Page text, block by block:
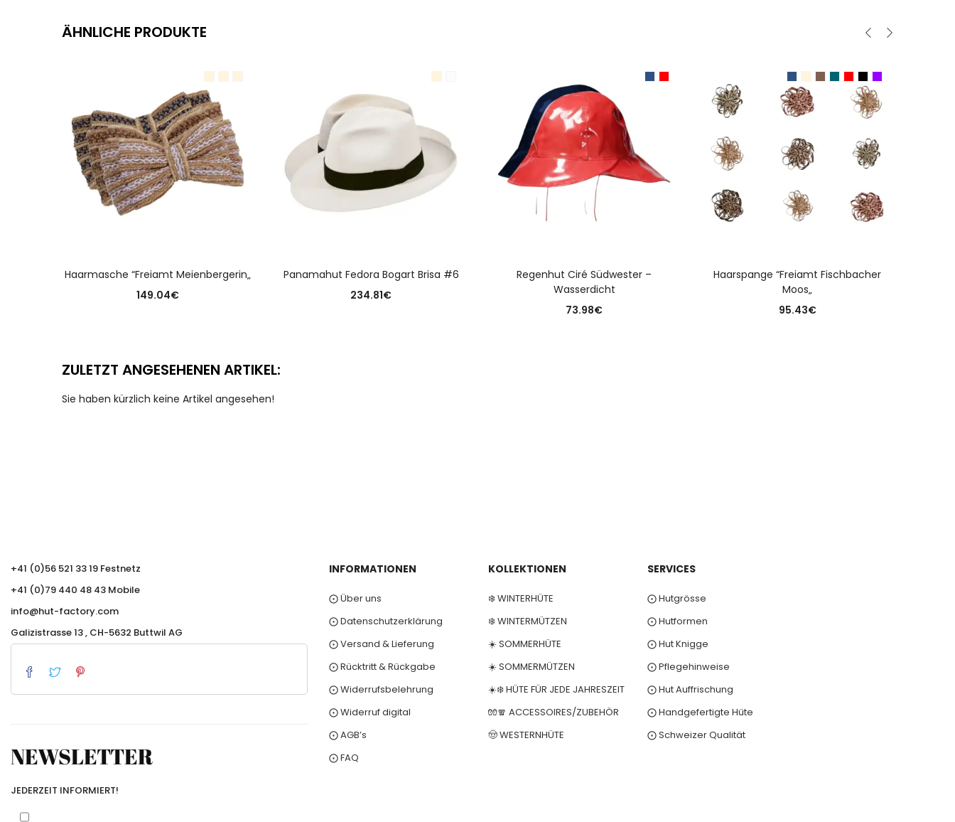
ÄHNLICHE PRODUKTE
Haarmasche “Freiamt Meienbergerin„
149.04€
Panamahut Fedora Bogart Brisa #6
234.81€
Regenhut Ciré Südwester –
Wasserdicht
73.98€
Haarspange “Freiamt Fischbacher
Moos„
95.43€
ZULETZT ANGESEHENEN ARTIKEL:
Sie haben kürzlich keine Artikel angesehen!
+41 (0)56 521 33 19 Festnetz
+41 (0)79 440 48 43 Mobile
info@hut-factory.com
Galizistrasse 13 , CH-5632 Buttwil AG
NEWSLETTER
JEDERZEIT INFORMIERT!
INFORMATIONEN
⨀ Über uns
⨀ Datenschutzerklärung
⨀ Versand & Lieferung
⨀ Rücktritt & Rückgabe
⨀ Widerrufsbelehrung
⨀ Widerruf digital
⨀ AGB’s
⨀ FAQ
KOLLEKTIONEN
❄️ WINTERHÜTE
❄️ WINTERMÜTZEN
☀️ SOMMERHÜTE
☀️ SOMMERMÜTZEN
☀️❄️ HÜTE FÜR JEDE JAHRESZEIT
🧤🧣 ACCESSOIRES/ZUBEHÖR
🤠 WESTERNHÜTE
SERVICES
⨀ Hutgrösse
⨀ Hutformen
⨀ Hut Knigge
⨀ Pflegehinweise
⨀ Hut Auffrischung
⨀ Handgefertigte Hüte
⨀ Schweizer Qualität